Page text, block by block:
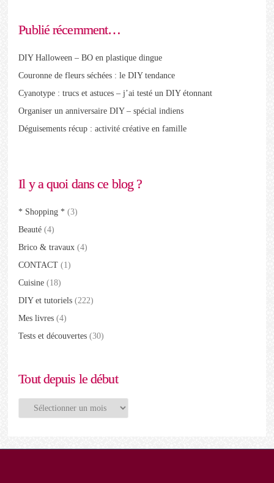
Publié récemment…
DIY Halloween – BO en plastique dingue
Couronne de fleurs séchées : le DIY tendance
Cyanotype : trucs et astuces – j’ai testé un DIY étonnant
Organiser un anniversaire DIY – spécial indiens
Déguisements récup : activité créative en famille
Il y a quoi dans ce blog ?
* Shopping * (3)
Beauté (4)
Brico & travaux (4)
CONTACT (1)
Cuisine (18)
DIY et tutoriels (222)
Mes livres (4)
Tests et découvertes (30)
Tout depuis le début